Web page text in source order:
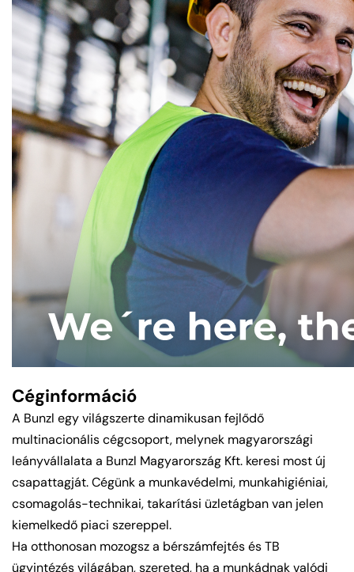
Céginformáció
A Bunzl egy világszerte dinamikusan fejlődő
multinacionális cégcsoport, melynek magyarországi
leányvállalata a Bunzl Magyarország Kft. keresi most új
csapattagját. Cégünk a munkavédelmi, munkahigiéniai,
csomagolás-technikai, takarítási üzletágban van jelen
kiemelkedő piaci szereppel.
Ha otthonosan mozogsz a bérszámfejtés és TB
ügyintézés világában, szereted, ha a munkádnak valódi